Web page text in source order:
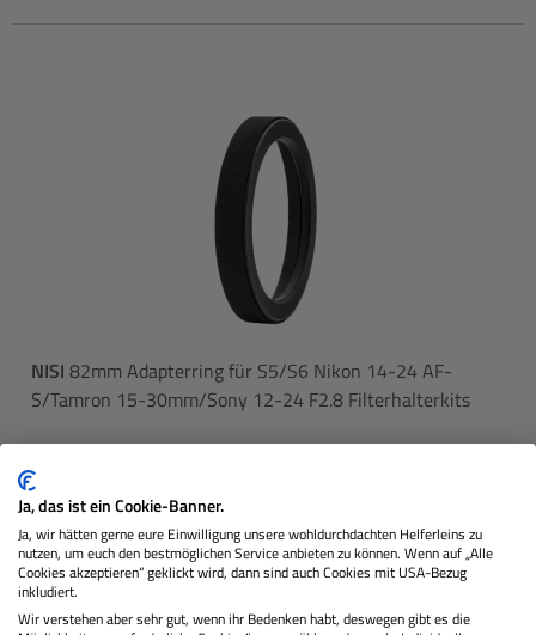
NISI 82mm Adapterring für S5/S6 Nikon 14-24 AF-
S/Tamron 15-30mm/Sony 12-24 F2.8 Filterhalterkits
Sie zahlen heute 35,00 €
In den Warenkorb
Ja, das ist ein Cookie-Banner.
Ja, wir hätten gerne eure Einwilligung unsere wohldurchdachten Helferleins zu
nutzen, um euch den bestmöglichen Service anbieten zu können. Wenn auf „Alle
Cookies akzeptieren“ geklickt wird, dann sind auch Cookies mit USA-Bezug
inkludiert.
Wir verstehen aber sehr gut, wenn ihr Bedenken habt, deswegen gibt es die